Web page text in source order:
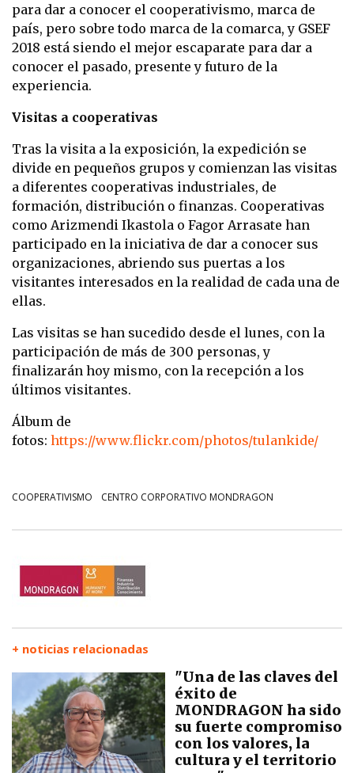
para dar a conocer el cooperativismo, marca de
país, pero sobre todo marca de la comarca, y GSEF
2018 está siendo el mejor escaparate para dar a
conocer el pasado, presente y futuro de la
experiencia.
Visitas a cooperativas
Tras la visita a la exposición, la expedición se
divide en pequeños grupos y comienzan las visitas
a diferentes cooperativas industriales, de
formación, distribución o finanzas. Cooperativas
como Arizmendi Ikastola o Fagor Arrasate han
participado en la iniciativa de dar a conocer sus
organizaciones, abriendo sus puertas a los
visitantes interesados en la realidad de cada una de
ellas.
Las visitas se han sucedido desde el lunes, con la
participación de más de 300 personas, y
finalizarán hoy mismo, con la recepción a los
últimos visitantes.
Álbum de
fotos: https://www.flickr.com/photos/tulankide/
COOPERATIVISMO CENTRO CORPORATIVO MONDRAGON
+ noticias relacionadas
"Una de las claves del
éxito de
MONDRAGON ha sido
su fuerte compromiso
con los valores, la
cultura y el territorio